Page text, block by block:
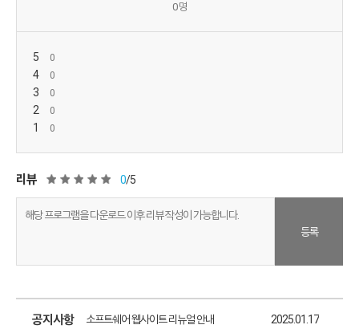
0 명
5
4
3
2
1
리뷰 0/5
등록
공지사항
소프트쉐어 서비스 이용 가이드 업데이트 안내
2025.01.17
소프트쉐어 웹사이트 리뉴얼 안내
2025.01.17